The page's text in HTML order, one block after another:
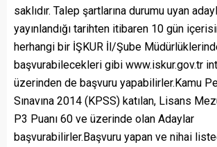
saklıdır. Talep şartlarına durumu uyan
yayınlandığı tarihten itibaren 10 gün
herhangi bir İŞKUR İl/Şube
başvurabilecekleri gibi www.iskur.gov.tr
üzerinden de başvuru yapabilirler.Kamu
Sınavına 2014 (KPSS) katılan, Lisans
P3 Puanı 60 ve üzerinde olan Adaylar
başvurabilirler.Başvuru yapan ve nihai